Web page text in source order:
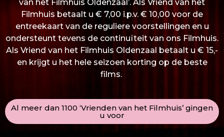
van het Filmhuis Oldenzaal’. Als Vriend van het
Filmhuis betaalt u € 7,00 i.p.v. € 10,00 voor de
entreekaart van de reguliere voorstellingen en u
ondersteunt tevens de continuïteit van ons Filmhuis.
Als Vriend van het Filmhuis Oldenzaal betaalt u € 15,-
en krijgt u het hele seizoen korting op de beste
films.
Al meer dan 1100 ‘Vrienden van het Filmhuis’ gingen
u voor